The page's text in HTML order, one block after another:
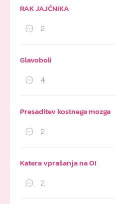
RAK JAJČNIKA
2
Glavoboli
4
Presaditev kostnega mozga
2
Katera vprašanja na OI
2